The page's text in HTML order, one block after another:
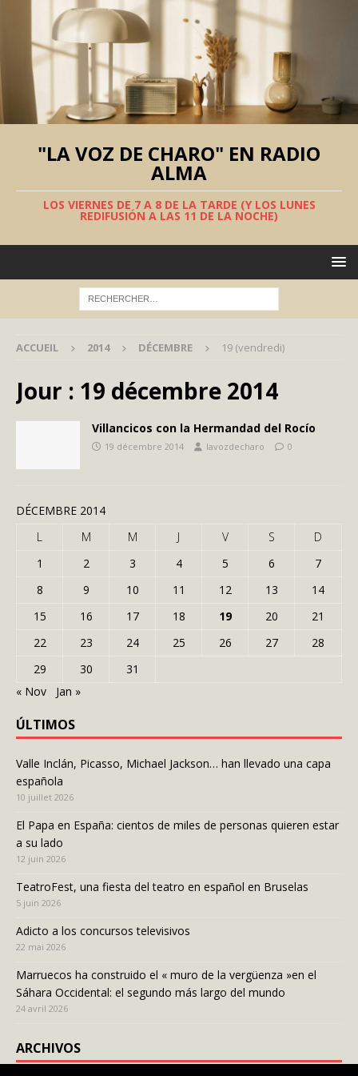
"LA VOZ DE CHARO" EN RADIO
ALMA
LOS VIERNES DE 7 A 8 DE LA TARDE (Y LOS LUNES
REDIFUSIÓN A LAS 11 DE LA NOCHE)
ACCUEIL 2014 DÉCEMBRE 19 (vendredi)
Jour : 19 décembre 2014
Villancicos con la Hermandad del Rocío
19 décembre 2014 lavozdecharo 0
DÉCEMBRE 2014
L
M M J V S
D
1
2 3 4 5 6
7
8
9 10 11 12 13
14
15
16 17 18 19 20
21
22
23 24 25 26 27
28
29
30
31
« Nov
Jan »
ÚLTIMOS
Valle Inclán, Picasso, Michael Jackson… han llevado una capa
española
10 juillet 2026
El Papa en España: cientos de miles de personas quieren estar
a su lado
12 juin 2026
TeatroFest, una fiesta del teatro en español en Bruselas
5 juin 2026
Adicto a los concursos televisivos
22 mai 2026
Marruecos ha construido el « muro de la vergüenza »en el
Sáhara Occidental: el segundo más largo del mundo
24 avril 2026
ARCHIVOS